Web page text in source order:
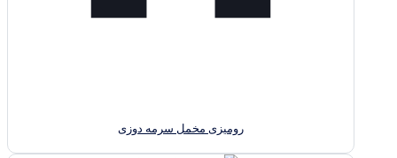
رومیزی مخمل سرمه دوزی